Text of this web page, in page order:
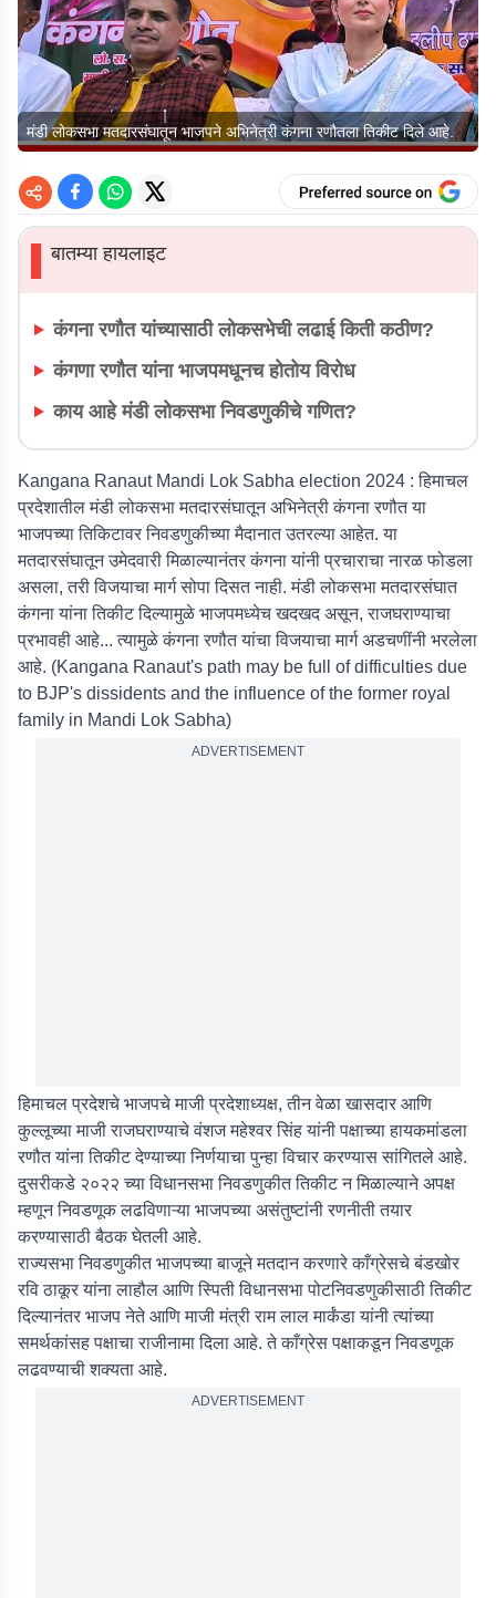
मंडी लोकसभा मतदारसंघातून भाजपने अभिनेत्री कंगना रणौतला तिकीट दिले आहे.
▌बातम्या हायलाइट
कंगना रणौत यांच्यासाठी लोकसभेची लढाई किती कठीण?
कंगणा रणौत यांना भाजपमधूनच होतोय विरोध
काय आहे मंडी लोकसभा निवडणुकीचे गणित?
Kangana Ranaut Mandi Lok Sabha election 2024 : हिमाचल
प्रदेशातील मंडी लोकसभा मतदारसंघातून अभिनेत्री कंगना रणौत या
भाजपच्या तिकिटावर निवडणुकीच्या मैदानात उतरल्या आहेत. या
मतदारसंघातून उमेदवारी मिळाल्यानंतर कंगना यांनी प्रचाराचा नारळ फोडला
असला, तरी विजयाचा मार्ग सोपा दिसत नाही. मंडी लोकसभा मतदारसंघात
कंगना यांना तिकीट दिल्यामुळे भाजपमध्येच खदखद असून, राजघराण्याचा
प्रभावही आहे... त्यामुळे कंगना रणौत यांचा विजयाचा मार्ग अडचणींनी भरलेला
आहे. (Kangana Ranaut's path may be full of difficulties due
to BJP's dissidents and the influence of the former royal
family in Mandi Lok Sabha)
ADVERTISEMENT
हिमाचल प्रदेशचे भाजपचे माजी प्रदेशाध्यक्ष, तीन वेळा खासदार आणि
कुल्लूच्या माजी राजघराण्याचे वंशज महेश्वर सिंह यांनी पक्षाच्या हायकमांडला
रणौत यांना तिकीट देण्याच्या निर्णयाचा पुन्हा विचार करण्यास सांगितले आहे.
दुसरीकडे २०२२ च्या विधानसभा निवडणुकीत तिकीट न मिळाल्याने अपक्ष
म्हणून निवडणूक लढविणाऱ्या भाजपच्या असंतुष्टांनी रणनीती तयार
करण्यासाठी बैठक घेतली आहे.
राज्यसभा निवडणुकीत भाजपच्या बाजूने मतदान करणारे काँग्रेसचे बंडखोर
रवि ठाकूर यांना लाहौल आणि स्पिती विधानसभा पोटनिवडणुकीसाठी तिकीट
दिल्यानंतर भाजप नेते आणि माजी मंत्री राम लाल मार्कंडा यांनी त्यांच्या
समर्थकांसह पक्षाचा राजीनामा दिला आहे. ते काँग्रेस पक्षाकडून निवडणूक
लढवण्याची शक्यता आहे.
ADVERTISEMENT